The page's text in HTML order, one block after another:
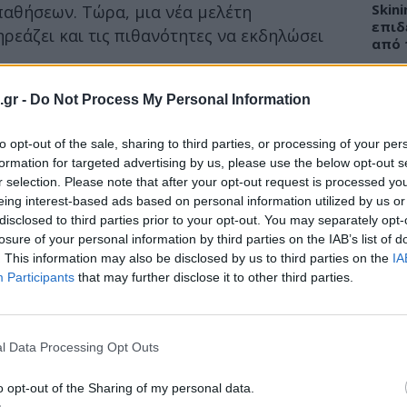
- Do Not Process My Personal Information
opt-out of the sale, sharing to third parties, or processing of your
for targeted advertising by us, please use the below opt-out
selection. Please note that after your opt-out request is processed
interest-based ads based on personal information utilized by us
to third parties prior to your opt-out. You may separately
of your personal information by third parties on the IAB’s list of
This information may also be disclosed by us to third parties on the
Participants that may further disclose it to other third parties.
Data Processing Opt Outs
opt-out of the Sharing of my personal data.
Τώρα, μια νέα μελέτη
και τις πιθανότητες να εκδηλώσει
άλλες παθήσεις, ο κίνδυνος είναι
καθυστερούν να μπουν στην
εμμηνόπαυση (στις ηλικίες 40-44
προστασία.
πως η πρώιμη εμμηνόπαυση έχει
από
στην